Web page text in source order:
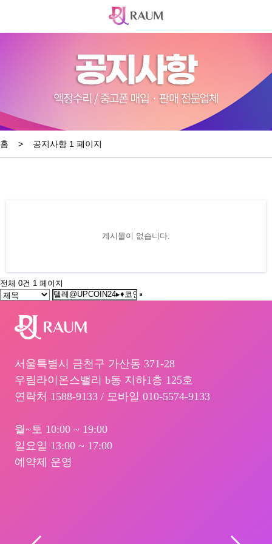
홈 > 공지사항 1 페이지
게시물이 없습니다.
전체 0건 1 페이지
서울특별시 금천구 가산동 371-28
우림라이온스밸리 b동 지하1층 125호
연락처 1588-9133 / 모바일 010-5574-9133
월~토 10:00 ~ 19:00
일요일 13:00 ~ 17:00
예약제 운영